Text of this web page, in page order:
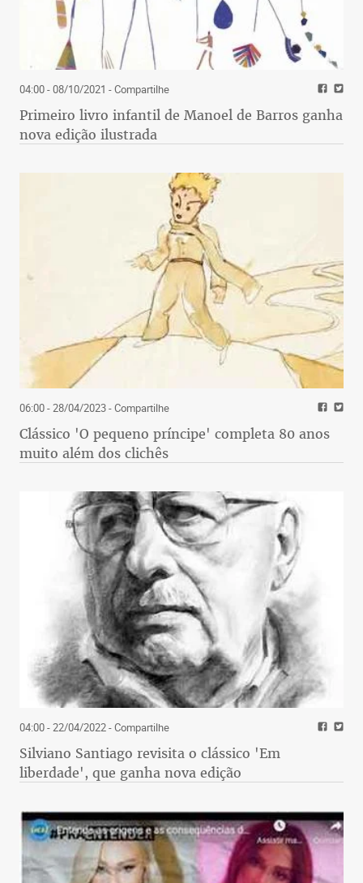
04:00 - 08/10/2021 - Compartilhe
Primeiro livro infantil de Manoel de Barros ganha
nova edição ilustrada
06:00 - 28/04/2023- Compartilhe
Clássico 'O pequeno príncipe' completa 80 anos
muito além dos clichês
04:00 - 22/04/2022- Compartilhe
Silviano Santiago revisita o clássico 'Em
liberdade', que ganha nova edição